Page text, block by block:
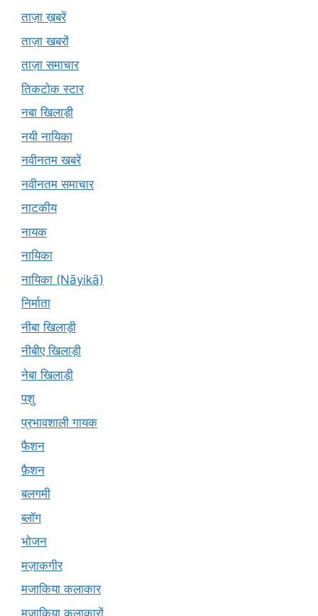
ताज़ा ख़बरें
ताज़ा खबरों
ताज़ा समाचार
तिकटोक स्टार
नबा खिलाड़ी
नयी नायिका
नवीनतम खबरें
नवीनतम समाचार
नाटकीय
नायक
नायिका
नायिका (Nāyikā)
निर्माता
नीबा खिलाड़ी
नीबीए खिलाड़ी
नेबा खिलाड़ी
पशु
प्रभावशाली गायक
फैशन
फ़ैशन
बलगमी
ब्लॉग
भोजन
मज़ाकगीर
मजाकिया कलाकार
मज़ाकिया कलाकारों